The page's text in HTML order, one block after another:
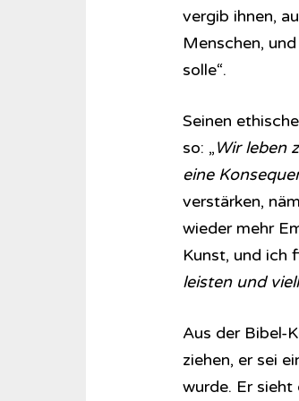
vergib ihnen,
Menschen,
solle“.
Seinen
so: „Wir leben
eine
verstärken,
wieder mehr
Kunst, und ich
leisten und
Aus der Bibel-
ziehen, er sei
wurde. Er